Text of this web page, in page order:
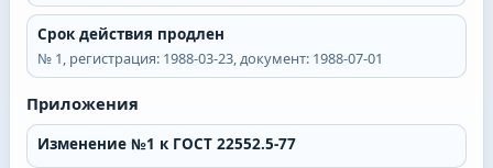
Срок действия продлен
№ 1, регистрация: 1988-03-23, документ: 1988-07-01
Приложения
Изменение №1 к ГОСТ 22552.5-77